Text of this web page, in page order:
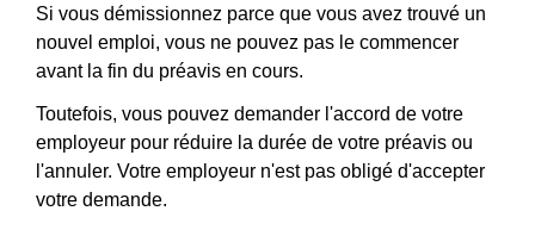
Si vous démissionnez parce que vous avez trouvé un
nouvel emploi, vous ne pouvez pas le commencer
avant la fin du préavis en cours.
Toutefois, vous pouvez demander l'accord de votre
employeur pour réduire la durée de votre préavis ou
l'annuler. Votre employeur n'est pas obligé d'accepter
votre demande.